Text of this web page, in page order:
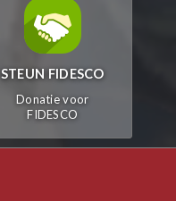
STEUN FIDESCO
Donatie voor
FIDESCO